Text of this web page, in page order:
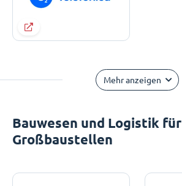
Mehr anzeigen
Bauwesen und Logistik für
Großbaustellen